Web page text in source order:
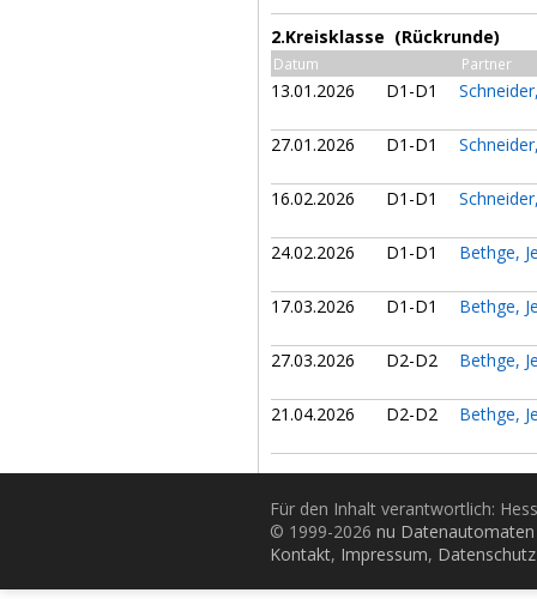
2.Kreisklasse (Rückrunde)
Datum Partner
13.01.2026 D1-D1
27.01.2026 D1-D1
16.02.2026 D1-D1
24.02.2026 D1-D1 Bethge,
17.03.2026 D1-D1 Bethge,
27.03.2026 D2-D2 Bethge,
21.04.2026 D2-D2 Bethge,
Für den Inhalt verantwortlich:
© 1999-2026 nu
Kontakt, Impressum, Datenschutz